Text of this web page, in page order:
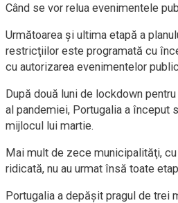
Când se vor relua evenimentele
Următoarea şi ultima etapă a
restricţiilor este programată cu
cu autorizarea evenimentelor
După două luni de lockdown
al pandemiei, Portugalia a început
mijlocul lui martie.
Mai mult de zece municipalităţi,
ridicată, nu au urmat însă toate
Portugalia a depăşit pragul de trei